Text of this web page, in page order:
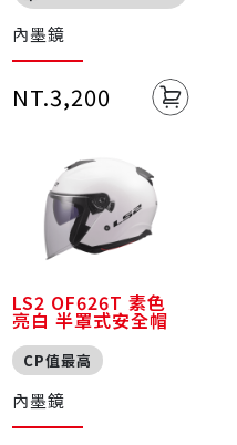
內墨鏡
NT.3,200
LS2 OF626T 素色
亮白 半罩式安全帽
CP值最高
內墨鏡